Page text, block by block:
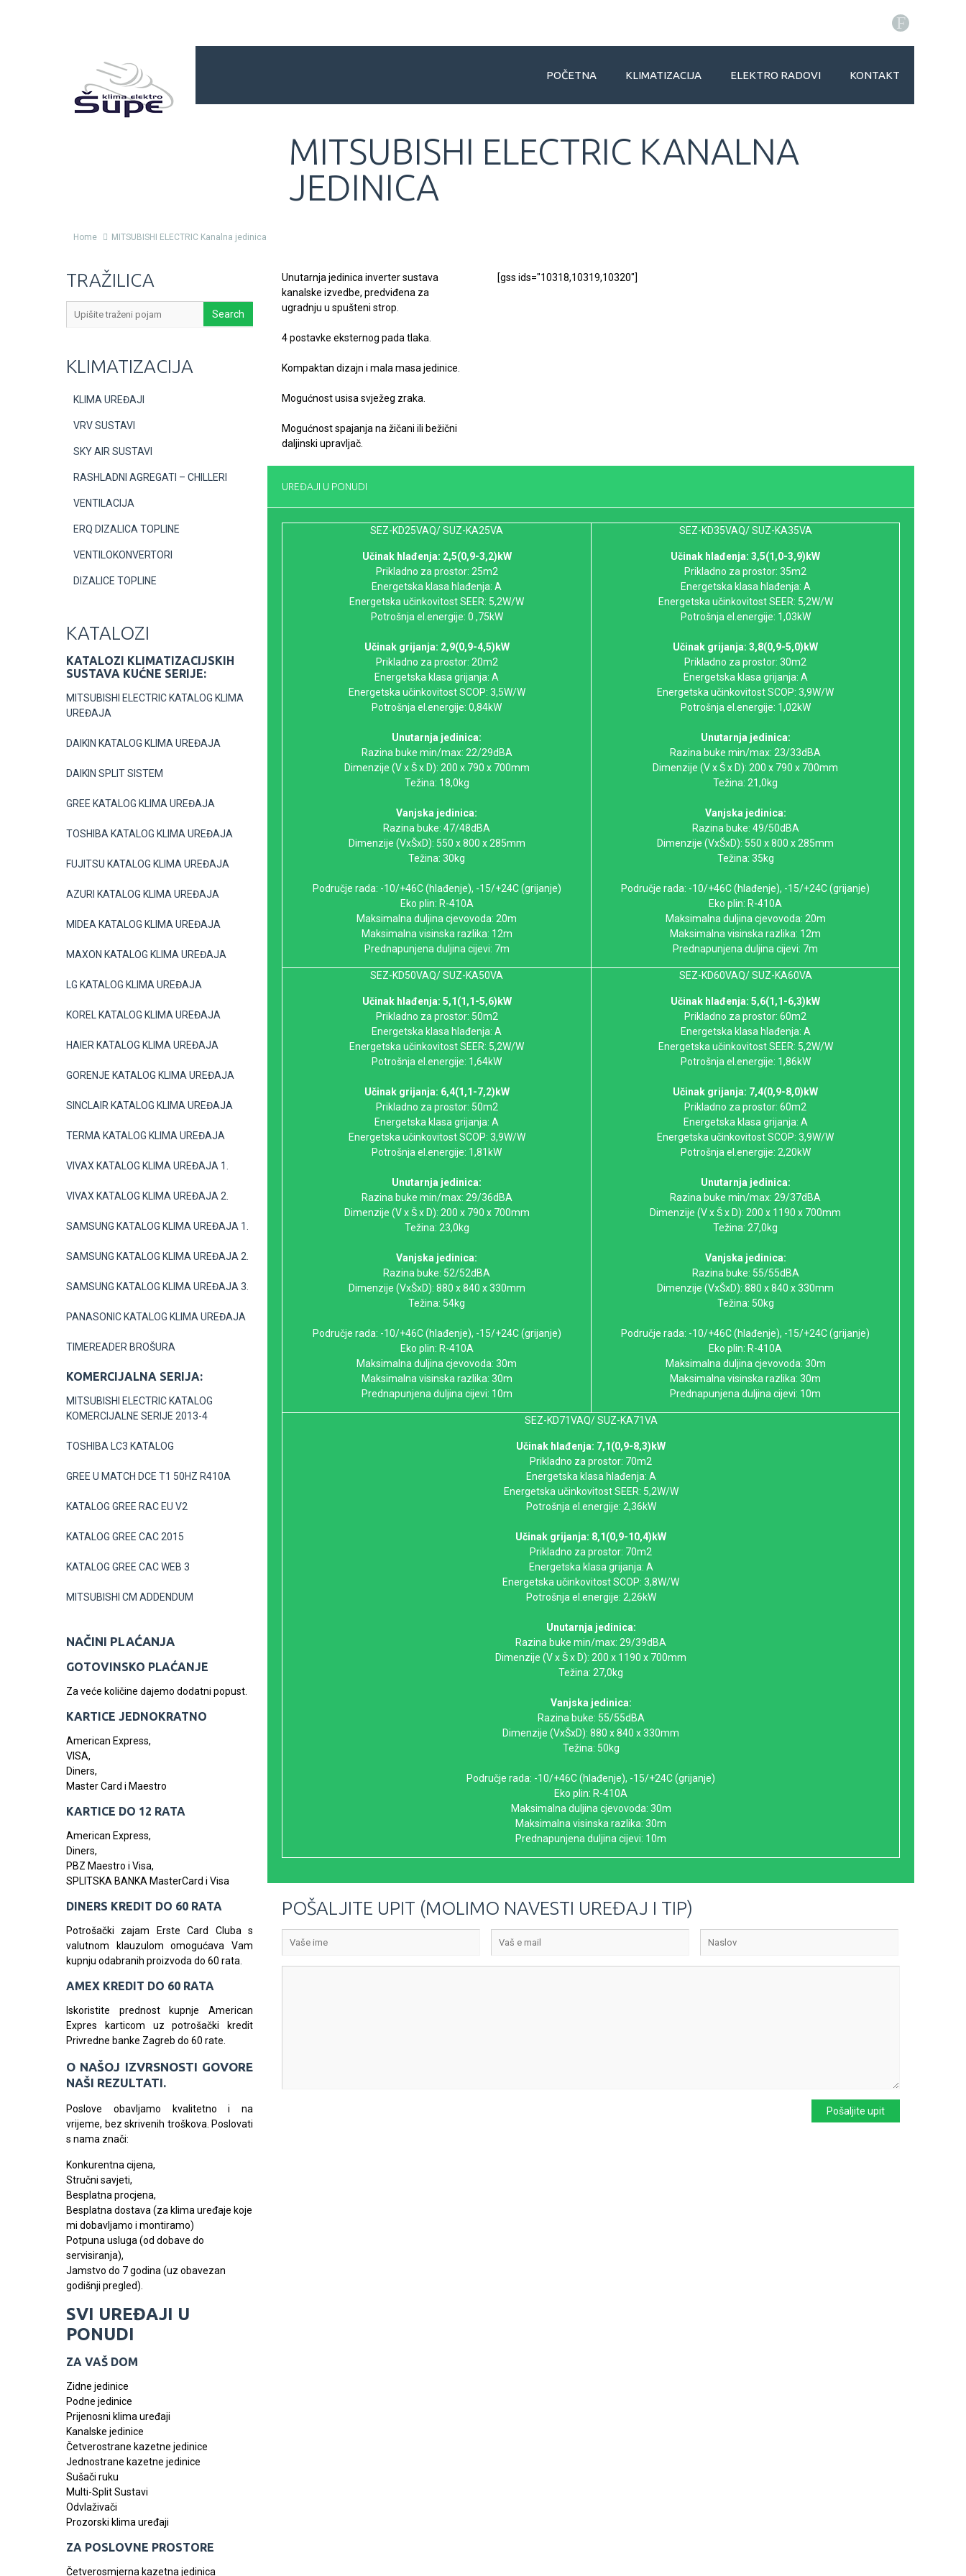
F
POČETNA KLIMATIZACIJA ELEKTRO RADOVI KONTAKT
MITSUBISHI ELECTRIC KANALNA
JEDINICA
Home MITSUBISHI ELECTRIC Kanalna jedinica
Unutarnja jedinica inverter sustava
kanalske izvedbe, predviđena za
ugradnju u spušteni strop.
4 postavke eksternog pada tlaka.
Kompaktan dizajn i mala masa jedinice.
Mogućnost usisa svježeg zraka.
Mogućnost spajanja na žičani ili bežični
daljinski upravljač.
[gss ids="10318,10319,10320"]
UREĐAJI U PONUDI
SEZ-KD25VAQ/ SUZ-KA25VA
Učinak hlađenja: 2,5(0,9-3,2)kW
Prikladno za prostor: 25m2
Energetska klasa hlađenja: A
Energetska učinkovitost SEER: 5,2W/W
Potrošnja el.energije: 0 ,75kW
Učinak grijanja: 2,9(0,9-4,5)kW
Prikladno za prostor: 20m2
Energetska klasa grijanja: A
Energetska učinkovitost SCOP: 3,5W/W
Potrošnja el.energije: 0,84kW
Unutarnja jedinica:
Razina buke min/max: 22/29dBA
Dimenzije (V x Š x D): 200 x 790 x 700mm
Težina: 18,0kg
Vanjska jedinica:
Razina buke: 47/48dBA
Dimenzije (VxŠxD): 550 x 800 x 285mm
Težina: 30kg
Područje rada: -10/+46C (hlađenje), -15/+24C (grijanje)
Eko plin: R-410A
Maksimalna duljina cjevovoda: 20m
Maksimalna visinska razlika: 12m
Prednapunjena duljina cijevi: 7m
SEZ-KD35VAQ/ SUZ-KA35VA
Učinak hlađenja: 3,5(1,0-3,9)kW
Prikladno za prostor: 35m2
Energetska klasa hlađenja: A
Energetska učinkovitost SEER: 5,2W/W
Potrošnja el.energije: 1,03kW
Učinak grijanja: 3,8(0,9-5,0)kW
Prikladno za prostor: 30m2
Energetska klasa grijanja: A
Energetska učinkovitost SCOP: 3,9W/W
Potrošnja el.energije: 1,02kW
Unutarnja jedinica:
Razina buke min/max: 23/33dBA
Dimenzije (V x Š x D): 200 x 790 x 700mm
Težina: 21,0kg
Vanjska jedinica:
Razina buke: 49/50dBA
Dimenzije (VxŠxD): 550 x 800 x 285mm
Težina: 35kg
Područje rada: -10/+46C (hlađenje), -15/+24C (grijanje)
Eko plin: R-410A
Maksimalna duljina cjevovoda: 20m
Maksimalna visinska razlika: 12m
Prednapunjena duljina cijevi: 7m
SEZ-KD50VAQ/ SUZ-KA50VA
Učinak hlađenja: 5,1(1,1-5,6)kW
Prikladno za prostor: 50m2
Energetska klasa hlađenja: A
Energetska učinkovitost SEER: 5,2W/W
Potrošnja el.energije: 1,64kW
Učinak grijanja: 6,4(1,1-7,2)kW
Prikladno za prostor: 50m2
Energetska klasa grijanja: A
Energetska učinkovitost SCOP: 3,9W/W
Potrošnja el.energije: 1,81kW
Unutarnja jedinica:
Razina buke min/max: 29/36dBA
Dimenzije (V x Š x D): 200 x 790 x 700mm
Težina: 23,0kg
Vanjska jedinica:
Razina buke: 52/52dBA
Dimenzije (VxŠxD): 880 x 840 x 330mm
Težina: 54kg
Područje rada: -10/+46C (hlađenje), -15/+24C (grijanje)
Eko plin: R-410A
Maksimalna duljina cjevovoda: 30m
Maksimalna visinska razlika: 30m
Prednapunjena duljina cijevi: 10m
SEZ-KD60VAQ/ SUZ-KA60VA
Učinak hlađenja: 5,6(1,1-6,3)kW
Prikladno za prostor: 60m2
Energetska klasa hlađenja: A
Energetska učinkovitost SEER: 5,2W/W
Potrošnja el.energije: 1,86kW
Učinak grijanja: 7,4(0,9-8,0)kW
Prikladno za prostor: 60m2
Energetska klasa grijanja: A
Energetska učinkovitost SCOP: 3,9W/W
Potrošnja el.energije: 2,20kW
Unutarnja jedinica:
Razina buke min/max: 29/37dBA
Dimenzije (V x Š x D): 200 x 1190 x 700mm
Težina: 27,0kg
Vanjska jedinica:
Razina buke: 55/55dBA
Dimenzije (VxŠxD): 880 x 840 x 330mm
Težina: 50kg
Područje rada: -10/+46C (hlađenje), -15/+24C (grijanje)
Eko plin: R-410A
Maksimalna duljina cjevovoda: 30m
Maksimalna visinska razlika: 30m
Prednapunjena duljina cijevi: 10m
SEZ-KD71VAQ/ SUZ-KA71VA
Učinak hlađenja: 7,1(0,9-8,3)kW
Prikladno za prostor: 70m2
Energetska klasa hlađenja: A
Energetska učinkovitost SEER: 5,2W/W
Potrošnja el.energije: 2,36kW
Učinak grijanja: 8,1(0,9-10,4)kW
Prikladno za prostor: 70m2
Energetska klasa grijanja: A
Energetska učinkovitost SCOP: 3,8W/W
Potrošnja el.energije: 2,26kW
Unutarnja jedinica:
Razina buke min/max: 29/39dBA
Dimenzije (V x Š x D): 200 x 1190 x 700mm
Težina: 27,0kg
Vanjska jedinica:
Razina buke: 55/55dBA
Dimenzije (VxŠxD): 880 x 840 x 330mm
Težina: 50kg
Područje rada: -10/+46C (hlađenje), -15/+24C (grijanje)
Eko plin: R-410A
Maksimalna duljina cjevovoda: 30m
Maksimalna visinska razlika: 30m
Prednapunjena duljina cijevi: 10m
POŠALJITE UPIT (MOLIMO NAVESTI UREĐAJ I TIP)
TRAŽILICA
KLIMATIZACIJA
KLIMA UREĐAJI
VRV SUSTAVI
SKY AIR SUSTAVI
RASHLADNI AGREGATI – CHILLERI
VENTILACIJA
ERQ DIZALICA TOPLINE
VENTILOKONVERTORI
DIZALICE TOPLINE
KATALOZI
KATALOZI KLIMATIZACIJSKIH
SUSTAVA KUĆNE SERIJE:
MITSUBISHI ELECTRIC KATALOG KLIMA
UREĐAJA
DAIKIN KATALOG KLIMA UREĐAJA
DAIKIN SPLIT SISTEM
GREE KATALOG KLIMA UREĐAJA
TOSHIBA KATALOG KLIMA UREĐAJA
FUJITSU KATALOG KLIMA UREĐAJA
AZURI KATALOG KLIMA UREĐAJA
MIDEA KATALOG KLIMA UREĐAJA
MAXON KATALOG KLIMA UREĐAJA
LG KATALOG KLIMA UREĐAJA
KOREL KATALOG KLIMA UREĐAJA
HAIER KATALOG KLIMA UREĐAJA
GORENJE KATALOG KLIMA UREĐAJA
SINCLAIR KATALOG KLIMA UREĐAJA
TERMA KATALOG KLIMA UREĐAJA
VIVAX KATALOG KLIMA UREĐAJA 1.
VIVAX KATALOG KLIMA UREĐAJA 2.
SAMSUNG KATALOG KLIMA UREĐAJA 1.
SAMSUNG KATALOG KLIMA UREĐAJA 2.
SAMSUNG KATALOG KLIMA UREĐAJA 3.
PANASONIC KATALOG KLIMA UREĐAJA
TIMEREADER BROŠURA
KOMERCIJALNA SERIJA:
MITSUBISHI ELECTRIC KATALOG
KOMERCIJALNE SERIJE 2013-4
TOSHIBA LC3 KATALOG
GREE U MATCH DCE T1 50HZ R410A
KATALOG GREE RAC EU V2
KATALOG GREE CAC 2015
KATALOG GREE CAC WEB 3
MITSUBISHI CM ADDENDUM
NAČINI PLAĆANJA
GOTOVINSKO PLAĆANJE
Za veće količine dajemo dodatni popust.
KARTICE JEDNOKRATNO
American Express,
VISA,
Diners,
Master Card i Maestro
KARTICE DO 12 RATA
American Express,
Diners,
PBZ Maestro i Visa,
SPLITSKA BANKA MasterCard i Visa
DINERS KREDIT DO 60 RATA
Potrošački zajam Erste Card Cluba s
valutnom klauzulom omogućava Vam
kupnju odabranih proizvoda do 60 rata.
AMEX KREDIT DO 60 RATA
Iskoristite prednost kupnje American
Expres karticom uz potrošački kredit
Privredne banke Zagreb do 60 rate.
O NAŠOJ IZVRSNOSTI GOVORE
NAŠI REZULTATI.
Poslove obavljamo kvalitetno i na
vrijeme, bez skrivenih troškova. Poslovati
s nama znači:
Konkurentna cijena,
Stručni savjeti,
Besplatna procjena,
Besplatna dostava (za klima uređaje koje
mi dobavljamo i montiramo)
Potpuna usluga (od dobave do
servisiranja),
Jamstvo do 7 godina (uz obavezan
godišnji pregled).
SVI UREĐAJI U
PONUDI
ZA VAŠ DOM
Zidne jedinice
Podne jedinice
Prijenosni klima uređaji
Kanalske jedinice
Četverostrane kazetne jedinice
Jednostrane kazetne jedinice
Sušači ruku
Multi-Split Sustavi
Odvlaživači
Prozorski klima uređaji
ZA POSLOVNE PROSTORE
Četverosmjerna kazetna jedinica